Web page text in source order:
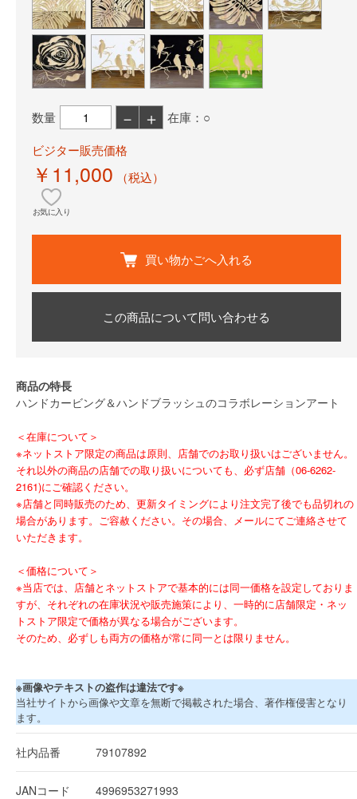
数量 － ＋
在庫：○
ビジター販売価格
￥11,000 （税込）
お気に入り
買い物かごへ入れる
この商品について問い合わせる
商品の特長
ハンドカービング＆ハンドブラッシュのコラボレーションアート
＜在庫について＞
※ネットストア限定の商品は原則、店舗でのお取り扱いはございません。
それ以外の商品の店舗での取り扱いについても、必ず店舗（06-6262-
2161)にご確認ください。
※店舗と同時販売のため、更新タイミングにより注文完了後でも品切れの
場合があります。ご容赦ください。その場合、メールにてご連絡させて
いただきます。
＜価格について＞
※当店では、店舗とネットストアで基本的には同一価格を設定しておりま
すが、それぞれの在庫状況や販売施策により、一時的に店舗限定・ネッ
トストア限定で価格が異なる場合がございます。
そのため、必ずしも両方の価格が常に同一とは限りません。
※画像やテキストの盗作は違法です※
当社サイトから画像や文章を無断で掲載された場合、著作権侵害となり
ます。
社内品番 79107892
JANコード 4996953271993